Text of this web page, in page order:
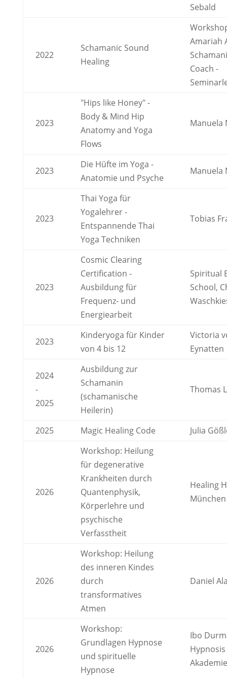
Sebald
2022
Schamanic Sound
Healing
Amariah
Coach -
2023
"Hips like Honey" -
Body & Mind Hip
Anatomy and Yoga
Flows
Manuela
2023
Die Hüfte im Yoga -
Anatomie und Psyche
Manuela
2023
Thai Yoga für
Yogalehrer -
Entspannende Thai
Yoga Techniken
Tobias
2023
Cosmic Clearing
Certification -
Ausbildung für
Frequenz- und
Energiearbeit
Spiritual
School,
2023
Kinderyoga für Kinder
von 4 bis 12
Victoria
Eynatten
2024
-
2025
Ausbildung zur
Schamanin
(schamanische
Heilerin)
Thomas
2025 Magic Healing Code Julia
2026
Workshop: Heilung
für degenerative
Krankheiten durch
Quantenphysik,
Körperlehre und
psychische
Verfasstheit
Healing
München
2026
Workshop: Heilung
des inneren Kindes
durch
transformatives
Atmen
Daniel
2026
Workshop:
Grundlagen Hypnose
und spirituelle
Hypnose
Ibo
Hypnosis
Akademie